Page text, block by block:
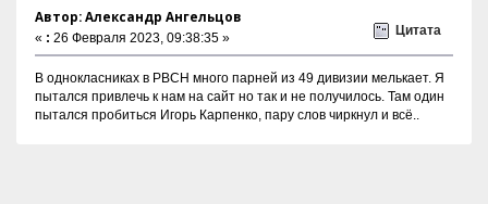
Автор: Александр Ангельцов
« : 26 Февраля 2023, 09:38:35 »
Цитата
В однокласниках в РВСН много парней из 49 дивизии мелькает. Я
пытался привлечь к нам на сайт но так и не получилось. Там один
пытался пробиться Игорь Карпенко, пару слов чиркнул и всё..